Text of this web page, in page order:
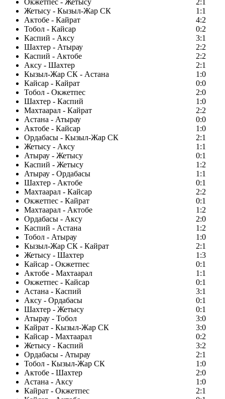
Окжетпес - Жетысу
2:1
Жетысу - Кызыл-Жар СК
1:1
Актобе - Кайрат
4:2
Тобол - Кайсар
0:2
Каспий - Аксу
3:1
Шахтер - Атырау
2:2
Каспий - Актобе
2:2
Аксу - Шахтер
2:1
Кызыл-Жар СК - Астана
1:0
Кайсар - Кайрат
0:0
Тобол - Окжетпес
2:0
Шахтер - Каспий
1:0
Махтаарал - Кайрат
2:2
Астана - Атырау
0:0
Актобе - Кайсар
1:0
Ордабасы - Кызыл-Жар СК
2:1
Жетысу - Аксу
1:1
Атырау - Жетысу
0:1
Каспий - Жетысу
1:2
Атырау - Ордабасы
1:1
Шахтер - Актобе
0:1
Махтаарал - Кайсар
2:2
Окжетпес - Кайрат
0:1
Махтаарал - Актобе
1:2
Ордабасы - Аксу
2:0
Каспий - Астана
1:2
Тобол - Атырау
1:0
Кызыл-Жар СК - Кайрат
2:1
Жетысу - Шахтер
1:3
Кайсар - Окжетпес
0:1
Актобе - Махтаарал
1:1
Окжетпес - Кайсар
0:1
Астана - Каспий
3:1
Аксу - Ордабасы
0:1
Шахтер - Жетысу
0:1
Атырау - Тобол
3:0
Кайрат - Кызыл-Жар СК
3:0
Кайсар - Махтаарал
0:2
Жетысу - Каспий
3:2
Ордабасы - Атырау
2:1
Тобол - Кызыл-Жар СК
1:0
Актобе - Шахтер
2:0
Астана - Аксу
1:0
Кайрат - Окжетпес
2:1